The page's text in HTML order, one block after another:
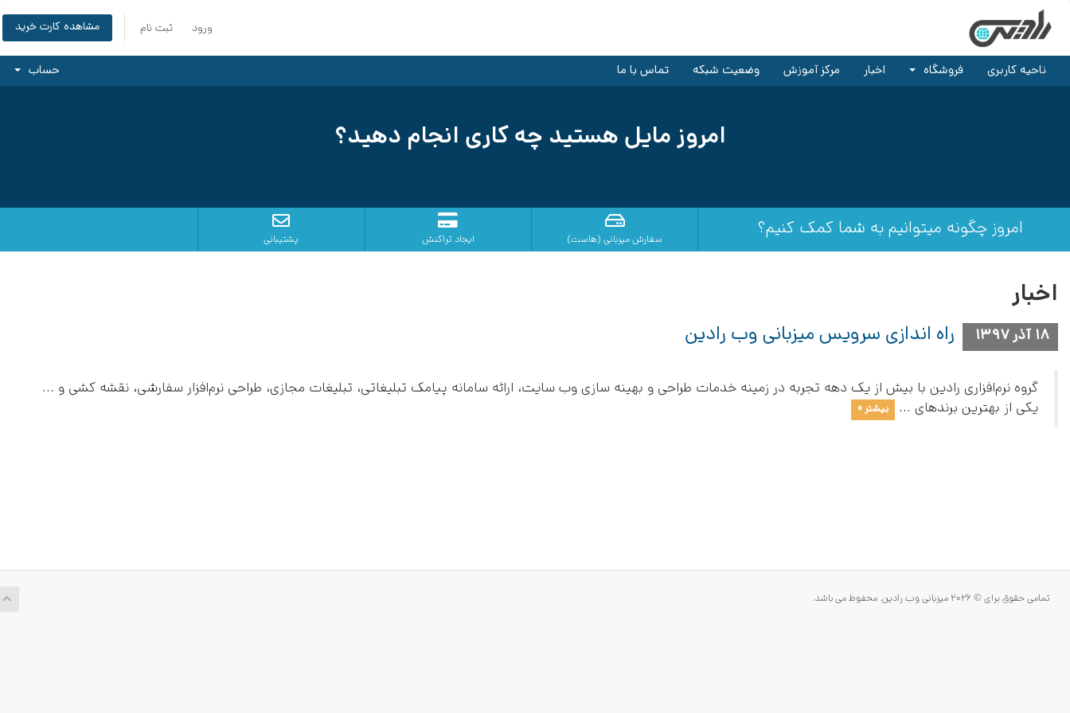
ورود ثبت نام مشاهده کارت خرید
ناحیه کاربری فروشگاه اخبار مرکز آموزش وضعیت شبکه تماس با ما حساب
امروز مایل هستید چه کاری انجام دهید؟
امروز چگونه میتوانیم به شما کمک کنیم؟ سفارش میزبانی (هاست) ایجاد تراکنش پشتیبانی
اخبار
۱۸ آذر ۱۳۹۷ راه اندازی سرویس میزبانی وب رادین
گروه نرم‌افزاری رادین با بیش از یک دهه تجربه در زمینه خدمات طراحی و بهینه سازی وب سایت، ارائه سامانه پیامک تبلیغاتی، تبلیغات مجازی، طراحی نرم‌افزار سفارشی، نقشه کشی و ...
یکی از بهترین برندهای ...
بیشتر »
تمامی حقوق برای © 2026 میزبانی وب رادین. محفوط می باشد.